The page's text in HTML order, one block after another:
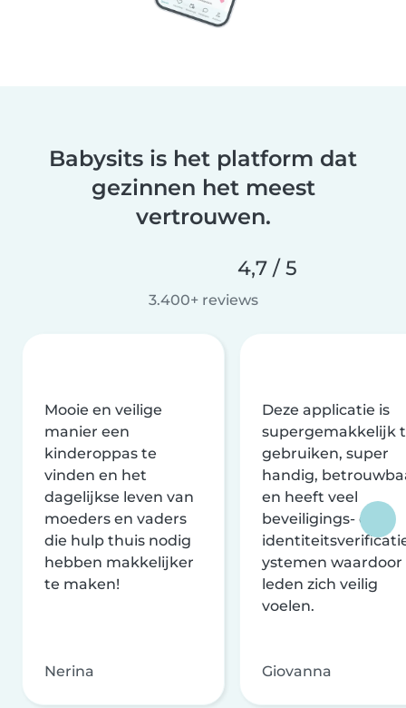
Babysits is het platform dat
gezinnen het meest
vertrouwen.
4,7 / 5
3.400+ reviews
Mooie en veilige
manier een
kinderoppas te
vinden en het
dagelijkse leven van
moeders en vaders
die hulp thuis nodig
hebben makkelijker
te maken!
Nerina
Deze applicatie is
supergemakkelijk
gebruiken, super
handig,
en heeft veel
beveiligings- en
ystemen waardoor
leden zich veilig
voelen.
Giovanna